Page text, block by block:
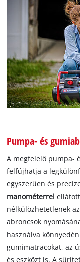
Pumpa- és
A megfelelő pumpa-
felfújhatja a
egyszerűen és
manométerrelellátott
nélkülözhetetlenek
abroncsok
használva
gumimatracokat, az
és eszközt is. A